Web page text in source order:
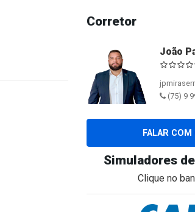
Corretor
João
(75) 9
FALAR
Simuladores
Clique no